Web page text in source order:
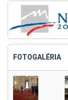
FOTOGALÉRIA